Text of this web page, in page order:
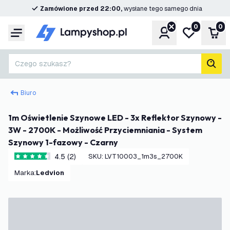
Zamówione przed 22:00,wysłane tego samego dnia
Menu KontoMoja lista
0 0
Czego szukasz?
Biuro
1m Oświetlenie Szynowe LED - 3x Reflektor Szynowy -
3W - 2700K - Możliwość Przyciemniania - System
Szynowy 1-fazowy - Czarny
4.5 Gwiazdki oceny
4.5 (2) SKU: LVT10003_1m3s_2700K
Marka: Ledvion